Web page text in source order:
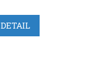
DETAIL